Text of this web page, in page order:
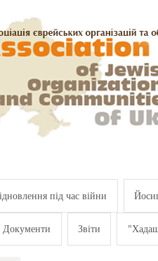
під час війни
Документи Звіти